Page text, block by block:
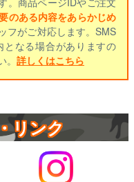
のある内容をあらかじめ
フがご対応します。SMS
となる場合がありますの
詳しくはこちら
リンク